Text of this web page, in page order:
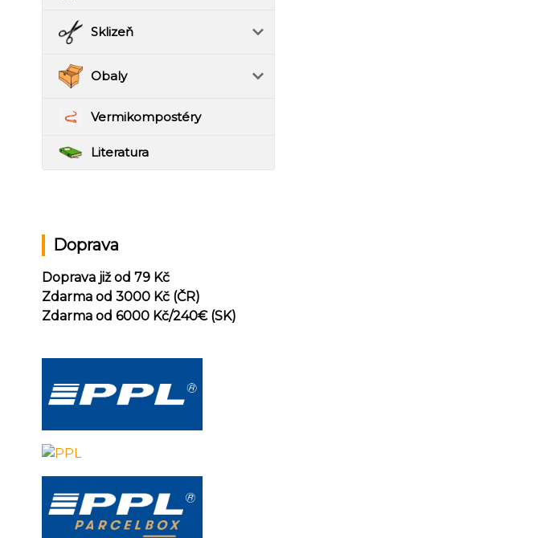
Sklizeň
Obaly
Vermikompostéry
Literatura
Doprava
Doprava již od 79 Kč
Zdarma od 3000 Kč (ČR)
Zdarma od 6000 Kč/240€ (SK)